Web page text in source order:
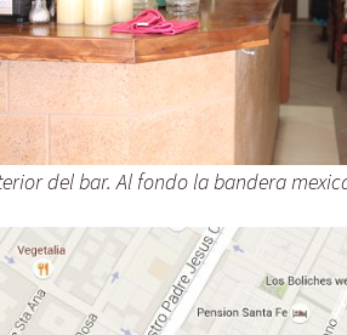
del bar. Al fondo la bandera